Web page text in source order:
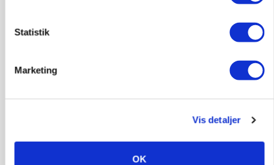
Statistik
Marketing
Vis detaljer
OK
Folketinget behandler ny gødskningslov: Sådan
kan den ændre din bedrift fra 2027